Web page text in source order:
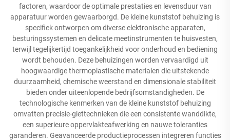
factoren, waardoor de optimale prestaties en levensduur van
apparatuur worden gewaarborgd. De kleine kunststof behuizing is
specifiek ontworpen om diverse elektronische apparaten,
besturingssystemen en delicate meetinstrumenten te huisvesten,
terwijl tegelijkertijd toegankelijkheid voor onderhoud en bediening
wordt behouden. Deze behuizingen worden vervaardigd uit
hoogwaardige thermoplastische materialen die uitstekende
duurzaamheid, chemische weerstand en dimensionale stabiliteit
bieden onder uiteenlopende bedrijfsomstandigheden. De
technologische kenmerken van de kleine kunststof behuizing
omvatten precisie-giettechnieken die een consistente wanddikte,
een superieure oppervlakteafwerking en nauwe toleranties
garanderen. Geavanceerde productieprocessen integreren functies